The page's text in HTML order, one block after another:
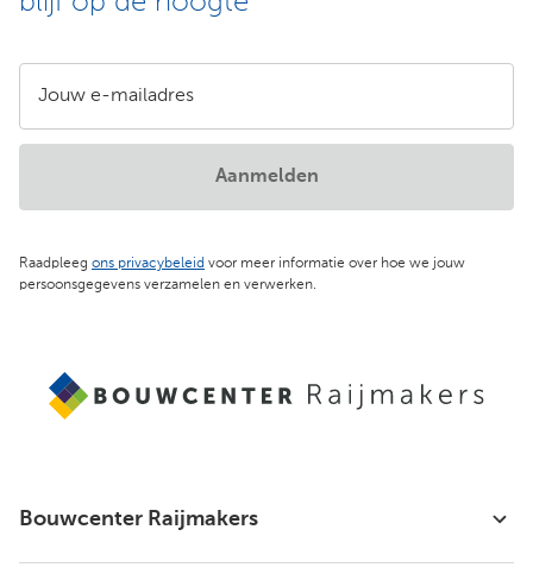
Jouw e-mailadres
Raadpleeg ons privacybeleid voor meer informatie over hoe we jouw
persoonsgegevens verzamelen en verwerken.
Aanmelden
Bouwcenter Raijmakers